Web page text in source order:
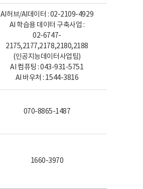
AI허브/AI데이터 : 02-2109-4929
AI 학습용 데이터 구축사업 :
02-6747-
2175,2177,2178,2180,2188
(인공지능데이터사업팀)
AI 컴퓨팅 : 043-931-5751
AI 바우처 : 1544-3816
070-8865-1487
1660-3970